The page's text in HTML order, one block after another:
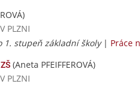
PLZNI
stupeň základní školy| Práce
(Aneta PFEIFFEROVÁ)
PLZNI